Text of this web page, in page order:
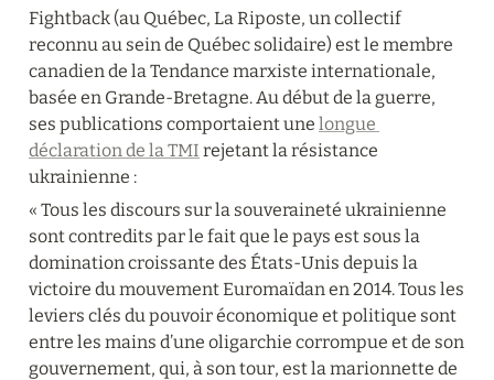
Fightback (au Québec, La Riposte, un collectif
reconnu au sein de Québec solidaire) est le membre
canadien de la Tendance marxiste internationale,
basée en Grande-Bretagne. Au début de la guerre,
ses publications comportaient une longue
déclaration de la TMI rejetant la résistance
ukrainienne :
« Tous les discours sur la souveraineté ukrainienne
sont contredits par le fait que le pays est sous la
domination croissante des États-Unis depuis la
victoire du mouvement Euromaïdan en 2014. Tous les
leviers clés du pouvoir économique et politique sont
entre les mains d’une oligarchie corrompue et de son
gouvernement, qui, à son tour, est la marionnette de